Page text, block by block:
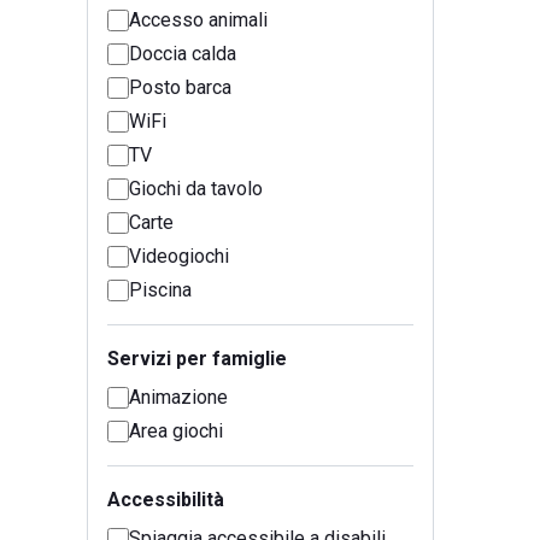
Accesso animali
Doccia calda
Posto barca
WiFi
TV
Giochi da tavolo
Carte
Videogiochi
Piscina
Servizi per famiglie
Animazione
Area giochi
Accessibilità